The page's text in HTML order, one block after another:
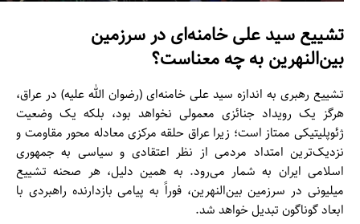
تشییع سید علی خامنه‌ای در سرزمین
بین‌النهرین به چه معناست؟
تشییع رهبری به اندازه سید علی خامنه‌ای (رضوان الله علیه) در عراق،
هرگز یک رویداد جنائزی معمولی نخواهد بود، بلکه یک وضعیت
ژئوپلیتیکی ممتاز است؛ زیرا عراق حلقه مرکزی معادله محور مقاومت و
نزدیک‌ترین امتداد مردمی از نظر اعتقادی و سیاسی به جمهوری
اسلامی ایران به شمار می‌رود. به همین دلیل، هر صحنه تشییع
میلیونی در سرزمین بین‌النهرین، فوراً به پیامی بازدارنده راهبردی با
ابعاد گوناگون تبدیل خواهد شد.